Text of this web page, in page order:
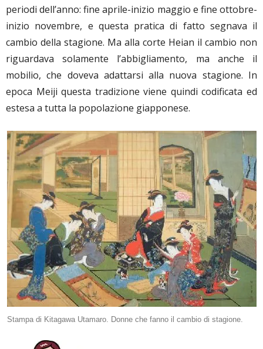
periodi dell’anno: fine aprile-inizio maggio e fine ottobre-
inizio novembre, e questa pratica di fatto segnava il
cambio della stagione. Ma alla corte Heian il cambio non
riguardava solamente l’abbigliamento, ma anche il
mobilio, che doveva adattarsi alla nuova stagione. In
epoca Meiji questa tradizione viene quindi codificata ed
estesa a tutta la popolazione giapponese.
Stampa di Kitagawa Utamaro. Donne che fanno il cambio di stagione.